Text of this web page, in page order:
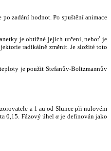
zadání hodnot. Po spuštění animace
je obtížné jejich určení, neboť je
radikálně změnit. Je složité toto
je použit Stefanův-Boltzmannův
a 1 au od Slunce při nulovém
0,15. Fázový úhelα je definován jako